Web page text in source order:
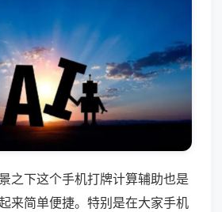
之下这个手机打牌计算辅助也是
来简单便捷。特别是在大家手机